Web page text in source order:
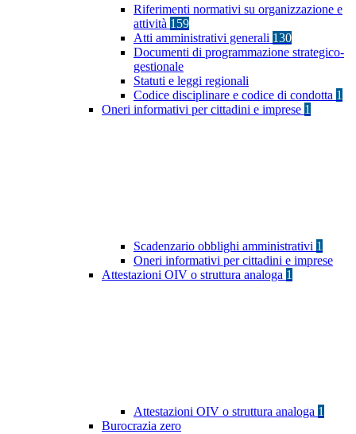
Riferimenti normativi su organizzazione e
attività 159
Atti amministrativi generali 130
Documenti di programmazione strategico-
gestionale
Statuti e leggi regionali
Codice disciplinare e codice di condotta 1
Oneri informativi per cittadini e imprese 1
Scadenzario obblighi amministrativi 1
Oneri informativi per cittadini e imprese
Attestazioni OIV o struttura analoga 1
Attestazioni OIV o struttura analoga 1
Burocrazia zero